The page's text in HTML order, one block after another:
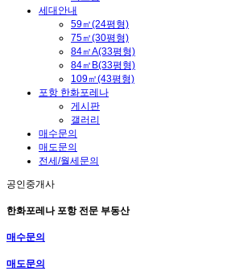
세대안내
59㎡(24평형)
75㎡(30평형)
84㎡A(33평형)
84㎡B(33평형)
109㎡(43평형)
포항 한화포레나
게시판
갤러리
매수문의
매도문의
전세/월세문의
공인중개사
한화포레나 포항 전문 부동산
매수문의
매도문의